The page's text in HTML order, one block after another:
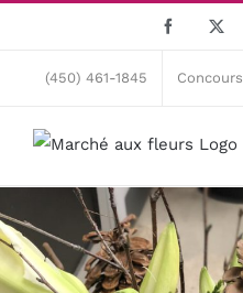
content
Facebook
(450) 461-1845 Concours